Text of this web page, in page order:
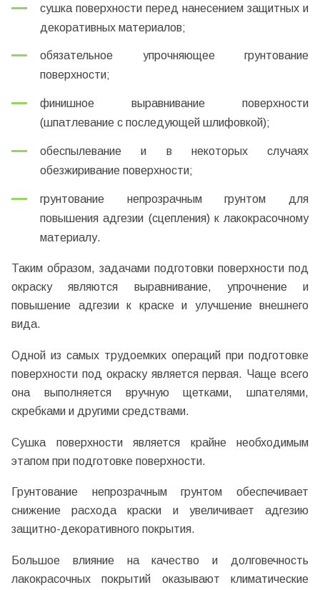
сушка поверхности перед нанесением защитных и
декоративных материалов;
обязательное упрочняющее грунтование
поверхности;
финишное выравнивание поверхности
(шпатлевание с последующей шлифовкой);
обеспылевание и в некоторых случаях
обезжиривание поверхности;
грунтование непрозрачным грунтом для
повышения адгезии (сцепления) к лакокрасочному
материалу.
Таким образом, задачами подготовки поверхности под
окраску являются выравнивание, упрочнение и
повышение адгезии к краске и улучшение внешнего
вида.
Одной из самых трудоемких операций при подготовке
поверхности под окраску является первая. Чаще всего
она выполняется вручную щетками, шпателями,
скребками и другими средствами.
Сушка поверхности является крайне необходимым
этапом при подготовке поверхности.
Грунтование непрозрачным грунтом обеспечивает
снижение расхода краски и увеличивает адгезию
защитно-декоративного покрытия.
Большое влияние на качество и долговечность
лакокрасочных покрытий оказывают климатические